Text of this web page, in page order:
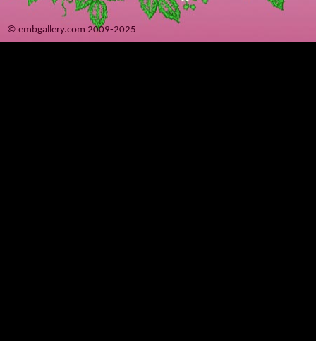
© embgallery.com 2009-2025